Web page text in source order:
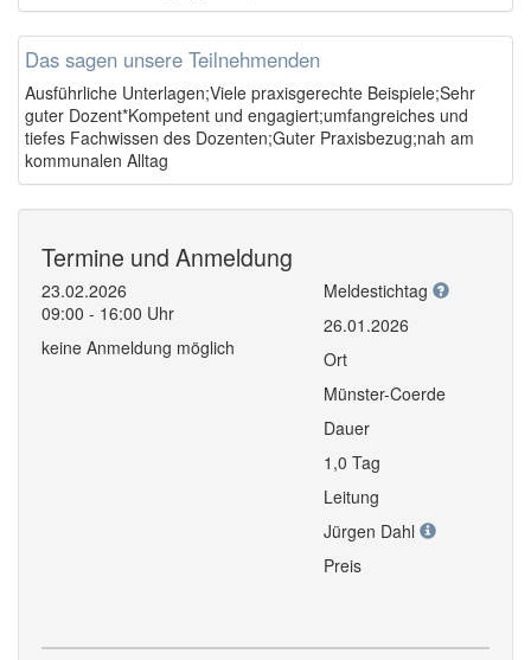
Das sagen unsere Teilnehmenden
Ausführliche Unterlagen;Viele praxisgerechte Beispiele;Sehr
guter Dozent*Kompetent und engagiert;umfangreiches und
tiefes Fachwissen des Dozenten;Guter Praxisbezug;nah am
kommunalen Alltag
Termine und Anmeldung
23.02.2026
09:00 - 16:00 Uhr
keine Anmeldung möglich
Meldestichtag
26.01.2026
Ort
Münster-Coerde
Dauer
1,0 Tag
Leitung
Jürgen Dahl
Preis